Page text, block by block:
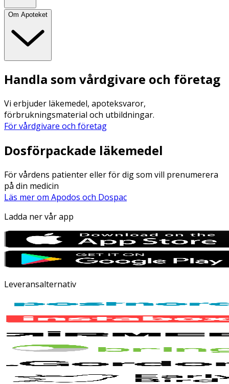
Om Apoteket
Handla som vårdgivare och företag
Vi erbjuder läkemedel, apoteksvaror,
förbrukningsmaterial och utbildningar.
För vårdgivare och företag
Dosförpackade läkemedel
För vårdens patienter eller för dig som vill prenumerera
på din medicin
Läs mer om Apodos och Dospac
Ladda ner vår app
Leveransalternativ